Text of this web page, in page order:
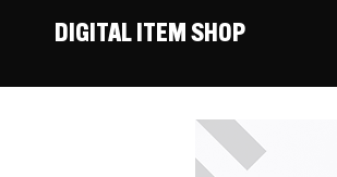
DIGITAL ITEM SHOP